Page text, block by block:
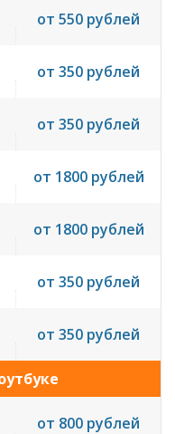
от 550 рублей
от 350 рублей
от 350 рублей
от 1800 рублей
от 1800 рублей
от 350 рублей
от 350 рублей
от 800 рублей